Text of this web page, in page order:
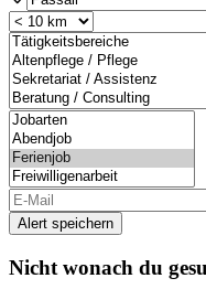
Alert speichern
Nicht wonach du